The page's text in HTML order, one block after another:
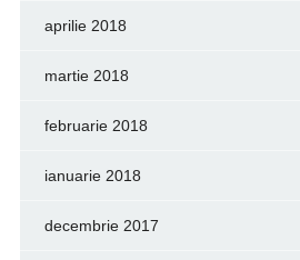
aprilie 2018
martie 2018
februarie 2018
ianuarie 2018
decembrie 2017